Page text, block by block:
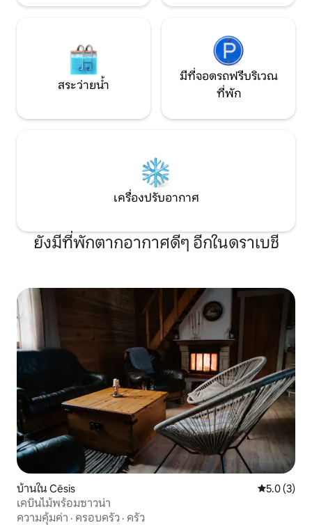
สระว่ายน้ำ
มีที่จอดรถฟรีบริเวณ
ที่พัก
เครื่องปรับอากาศ
ยังมีที่พักตากอากาศดีๆ อีกในดราเบชี
บ้านใน Cēsis คะแนนเฉลี่
5.0 (3)
เคบินไม้พร้อมซาวน่า
ความคุ้มค่า · ครอบครัว · ครัว